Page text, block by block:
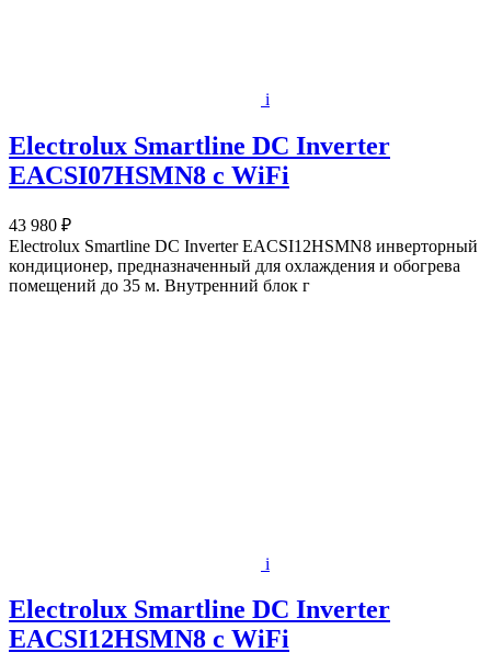
i
Electrolux Smartline DC Inverter
EACSI07HSMN8 c WiFi
43 980 ₽
Electrolux Smartline DC Inverter EACSI12HSMN8 инверторный
кондиционер, предназначенный для охлаждения и обогрева
помещений до 35 м. Внутренний блок г
i
Electrolux Smartline DC Inverter
EACSI12HSMN8 c WiFi